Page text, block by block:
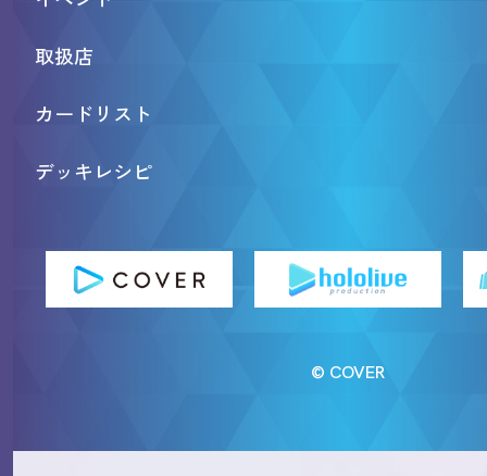
取扱店
カードリスト
デッキレシピ
© COVER